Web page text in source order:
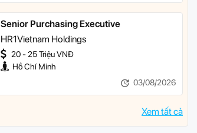
Senior Purchasing Executive
HR1Vietnam Holdings
20 - 25 Triệu VNĐ
Hồ Chí Minh
03/08/2026
Xem tất cả